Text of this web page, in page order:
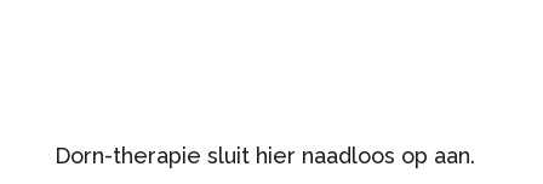
Dorn-therapie sluit hier naadloos op aan.